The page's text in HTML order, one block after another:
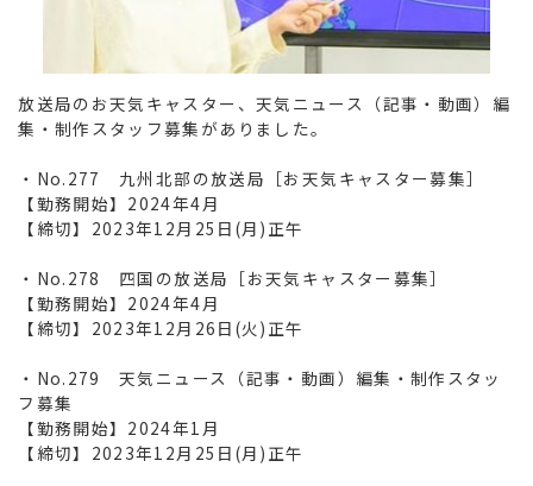
放送局のお天気キャスター、天気ニュース（記事・動画）編
集・制作スタッフ募集がありました。
・No.277　九州北部の放送局［お天気キャスター募集］
【勤務開始】2024年4月
【締切】2023年12月25日(月)正午
・No.278　四国の放送局［お天気キャスター募集］
【勤務開始】2024年4月
【締切】2023年12月26日(火)正午
・No.279　天気ニュース（記事・動画）編集・制作スタッ
フ募集
【勤務開始】2024年1月
【締切】2023年12月25日(月)正午